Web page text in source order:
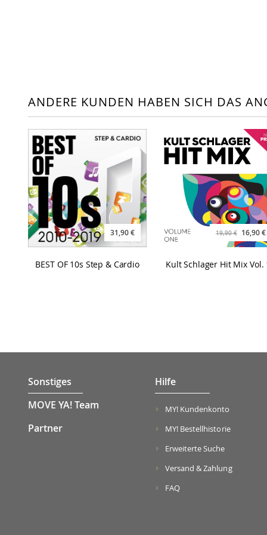
ANDERE KUNDEN HABEN SICH DAS
31,90 €
BEST OF 10s Step & Cardio
19,90 € 16,90 €
Kult Schlager Hit Mix Vol.
Sonstiges
MOVE YA! Team
Partner
Hilfe
MY! Kundenkonto
MY! Bestellhistorie
Erweiterte Suche
Versand & Zahlung
FAQ